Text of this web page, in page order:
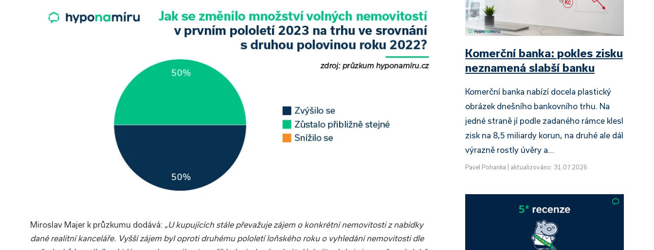
Miroslav Majer k průzkumu dodává: „U kupujících stále převažuje zájem o konkrétní nemovitosti z nabídky
dané realitní kanceláře. Vyšší zájem byl oproti druhému pololetí loňského roku o vyhledání nemovitosti dle
Komerční banka: pokles zisku
neznamená slabší banku
Komerční banka nabízí docela plastický
obrázek dnešního bankovního trhu. Na
jedné straně jí podle zadaného rámce klesl
zisk na 8,5 miliardy korun, na druhé ale dál
výrazně rostly úvěry a…
Pavel Pohanka aktualizováno: 31.07.2026